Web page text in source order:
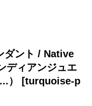
ダント / Native
ィアンジュエ
）
[turquoise-p